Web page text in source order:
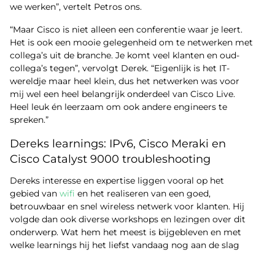
we werken”, vertelt Petros ons.
“Maar Cisco is niet alleen een conferentie waar je leert.
Het is ook een mooie gelegenheid om te netwerken met
collega’s uit de branche. Je komt veel klanten en oud-
collega’s tegen”, vervolgt Derek. “Eigenlijk is het IT-
wereldje maar heel klein, dus het netwerken was voor
mij wel een heel belangrijk onderdeel van Cisco Live.
Heel leuk én leerzaam om ook andere engineers te
spreken.”
Dereks learnings: IPv6, Cisco Meraki en
Cisco Catalyst 9000 troubleshooting
Dereks interesse en expertise liggen vooral op het
gebied van wifi en het realiseren van een goed,
betrouwbaar en snel wireless netwerk voor klanten. Hij
volgde dan ook diverse workshops en lezingen over dit
onderwerp. Wat hem het meest is bijgebleven en met
welke learnings hij het liefst vandaag nog aan de slag